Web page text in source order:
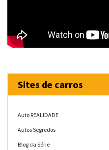
Sites de carros
Auto REALIDADE
Autos Segredos
Blog da Série